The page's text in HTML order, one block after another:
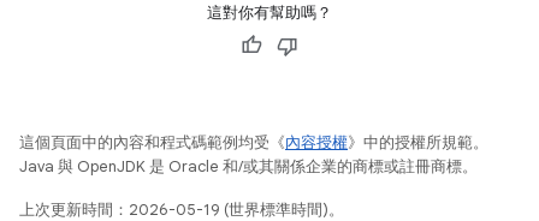
這對你有幫助嗎？
這個頁面中的內容和程式碼範例均受《內容授權》中的授權所規範。
Java 與 OpenJDK 是 Oracle 和/或其關係企業的商標或註冊商標。
上次更新時間：2026-05-19 (世界標準時間)。